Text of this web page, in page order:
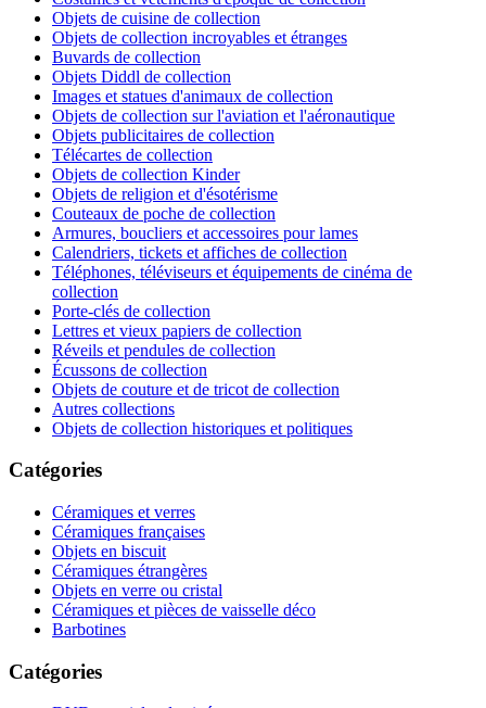
Objets de cuisine de collection
Objets de collection incroyables et étranges
Buvards de collection
Objets Diddl de collection
Images et statues d'animaux de collection
Objets de collection sur l'aviation et l'aéronautique
Objets publicitaires de collection
Télécartes de collection
Objets de collection Kinder
Objets de religion et d'ésotérisme
Couteaux de poche de collection
Armures, boucliers et accessoires pour lames
Calendriers, tickets et affiches de collection
Téléphones, téléviseurs et équipements de cinéma de
collection
Porte-clés de collection
Lettres et vieux papiers de collection
Réveils et pendules de collection
Écussons de collection
Objets de couture et de tricot de collection
Autres collections
Objets de collection historiques et politiques
Catégories
Céramiques et verres
Céramiques françaises
Objets en biscuit
Céramiques étrangères
Objets en verre ou cristal
Céramiques et pièces de vaisselle déco
Barbotines
Catégories